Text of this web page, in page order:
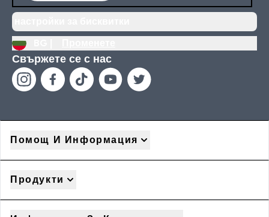
Свържете се с нас
Помощ И Информация
Продукти